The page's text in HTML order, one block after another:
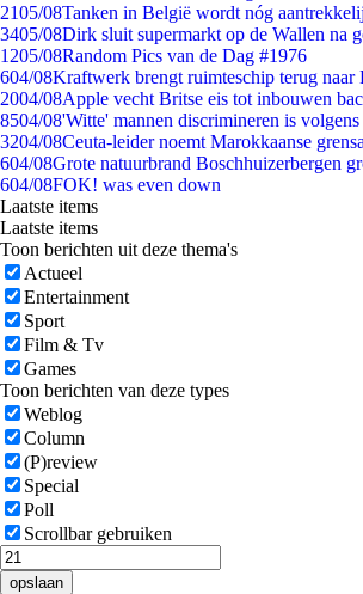
2105/08Tanken in België wordt nóg
3405/08Dirk sluit supermarkt op de Wallen na
1205/08Random Pics van de Dag #1976
604/08Kraftwerk brengt ruimteschip terug naar
2004/08Apple vecht Britse eis tot inbouwen
8504/08'Witte' mannen discrimineren is
3204/08Ceuta-leider noemt Marokkaanse
604/08Grote natuurbrand Boschhuizerbergen
604/08FOK! was even down
Laatste items
Laatste items
Toon berichten uit deze thema's
Actueel
Entertainment
Sport
Film & Tv
Games
Toon berichten van deze types
Weblog
Column
(P)review
Special
Poll
Scrollbar gebruiken
opslaan